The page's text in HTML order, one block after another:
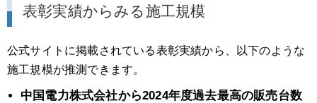
表彰実績からみる施工規模
公式サイトに掲載されている表彰実績から、以下のような
施工規模が推測できます。
中国電力株式会社から2024年度過去最高の販売台数